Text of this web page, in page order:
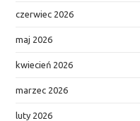
czerwiec 2026
maj 2026
kwiecień 2026
marzec 2026
luty 2026